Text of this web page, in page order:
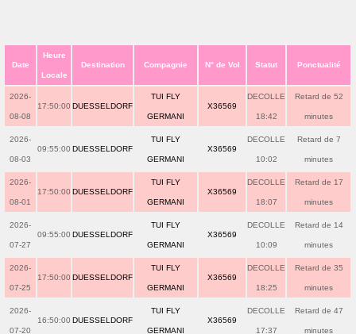
Date
Heure
Locale
Destination Compagnie N° de Vol Statut Ponctualité
2026-
08-08
17:50:00 DUESSELDORF
TUI FLY
GERMANI
X36569
DECOLLE
18:42
Retard de 52
minutes
2026-
08-03
09:55:00 DUESSELDORF
TUI FLY
GERMANI
X36569
DECOLLE
10:02
Retard de 7
minutes
2026-
08-01
17:50:00 DUESSELDORF
TUI FLY
GERMANI
X36569
DECOLLE
18:07
Retard de 17
minutes
2026-
07-27
09:55:00 DUESSELDORF
TUI FLY
GERMANI
X36569
DECOLLE
10:09
Retard de 14
minutes
2026-
07-25
17:50:00 DUESSELDORF
TUI FLY
GERMANI
X36569
DECOLLE
18:25
Retard de 35
minutes
2026-
07-20
16:50:00 DUESSELDORF
TUI FLY
GERMANI
X36569
DECOLLE
17:37
Retard de 47
minutes